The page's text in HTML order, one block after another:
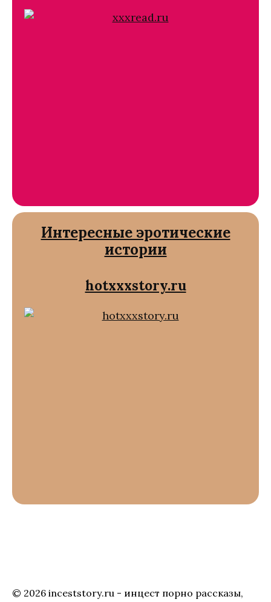
Интересные эротические
истории
hotxxxstory.ru
© 2026 inceststory.ru - инцест порно рассказы,